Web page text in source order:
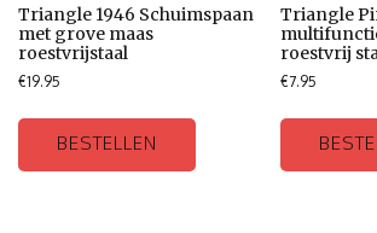
Triangle 1946 Schuimspaan
met grove maas
roestvrijstaal
€19.95
BESTELLEN
Triangle
roestvrij
€7.95